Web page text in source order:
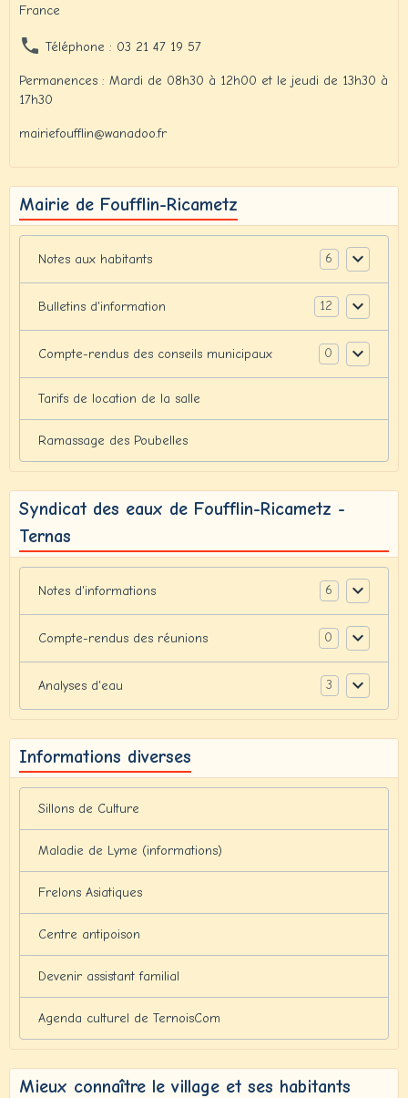
France
Téléphone : 03 21 47 19 57
Permanences : Mardi de 08h30 à 12h00 et le jeudi de 13h30 à
17h30
mairiefoufflin@wanadoo.fr
Mairie de Foufflin-Ricametz
Notes aux habitants 6
Bulletins d'information 12
Compte-rendus des conseils municipaux 0
Tarifs de location de la salle
Ramassage des Poubelles
Syndicat des eaux de Foufflin-Ricametz -
Ternas
Notes d'informations 6
Compte-rendus des réunions 0
Analyses d'eau 3
Informations diverses
Sillons de Culture
Maladie de Lyme (informations)
Frelons Asiatiques
Centre antipoison
Devenir assistant familial
Agenda culturel de TernoisCom
Mieux connaître le village et ses habitants